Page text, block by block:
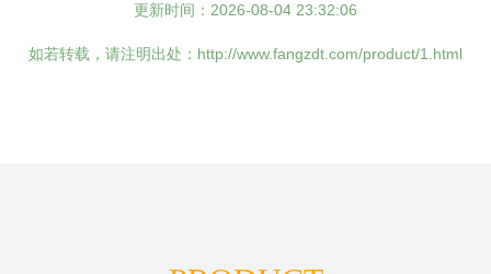
更新时间：2026-08-04 23:32:06
如若转载，请注明出处：http://www.fangzdt.com/product/1.html